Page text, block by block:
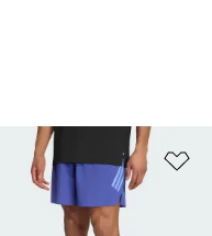
på önskelistan